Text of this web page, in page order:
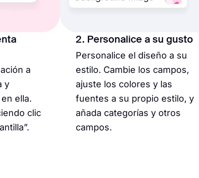
a
y
ella.
clic
2. Personalice a su gusto
Personalice el diseño a su
estilo. Cambie los campos,
ajuste los colores y las
fuentes a su propio estilo, y
añada categorías y otros
campos.